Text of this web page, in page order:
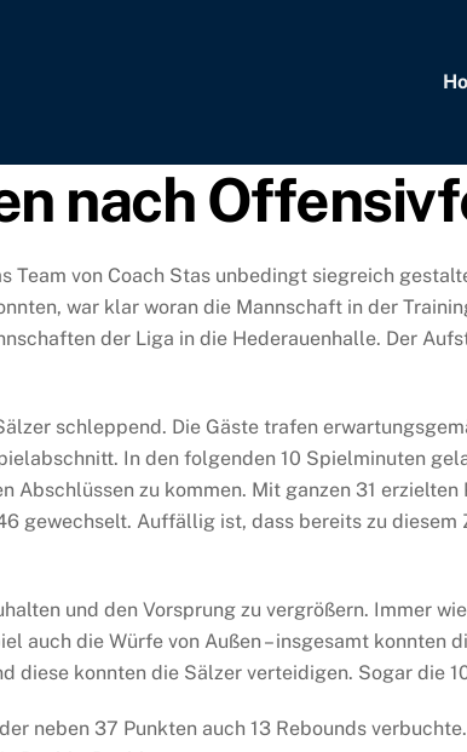
nach
Team von Coach Stas unbedingt siegreich
war klar woran die Mannschaft in der
der Liga in die Hederauenhalle. Der
schleppend. Die Gäste trafen
In den folgenden 10 Spielminuten
Abschlüssen zu kommen. Mit ganzen 31
gewechselt. Auffällig ist, dass bereits zu
und den Vorsprung zu vergrößern. Immer
auch die Würfe von Außen – insgesamt konnten
diese konnten die Sälzer verteidigen. Sogar die
neben 37 Punkten auch 13 Rebounds